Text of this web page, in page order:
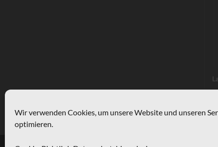
Wir verwenden Cookies, um unsere Website und unseren
optimieren.